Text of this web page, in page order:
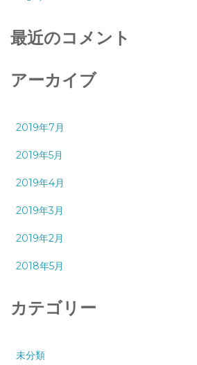
最近のコメント
アーカイブ
2019年7月
2019年5月
2019年4月
2019年3月
2019年2月
2018年5月
カテゴリー
未分類